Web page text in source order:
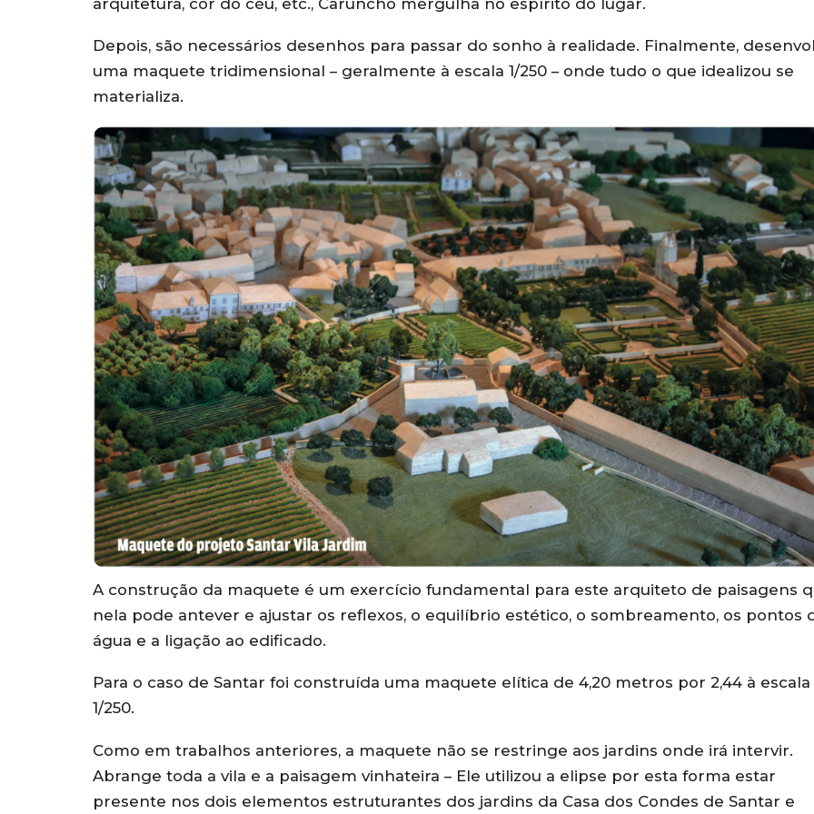
Depois, são necessários desenhos para passar do sonho à realidade. Finalmente,
uma maquete tridimensional – geralmente à escala 1/250 – onde tudo o que idealizou se
materializa.
A construção da maquete é um exercício fundamental para este arquiteto de paisagens
nela pode antever e ajustar os reflexos, o equilíbrio estético, o sombreamento, os pontos
água e a ligação ao edificado.
Para o caso de Santar foi construída uma maquete elítica de 4,20 metros por 2,44 à escala
1/250.
Como em trabalhos anteriores, a maquete não se restringe aos jardins onde irá intervir.
Abrange toda a vila e a paisagem vinhateira – Ele utilizou a elipse por esta forma estar
presente nos dois elementos estruturantes dos jardins da Casa dos Condes de Santar e